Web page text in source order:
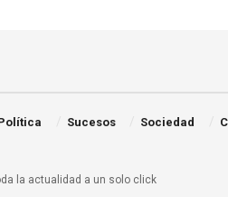
la actualidad a un solo click
Sucesos Sociedad